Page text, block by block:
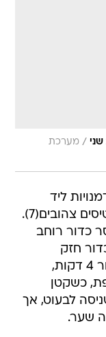
/ מערכת
ליד
השערים, אבל מרובה בעבירות וכרטיסים צהובים(7).
כדור רוחב
מ16 מטרים כדור חזק
ששטראוס הצליח להדוף לקרן. לאחר 4 דקות,
כשקטן
לבעוט, אך
שער.